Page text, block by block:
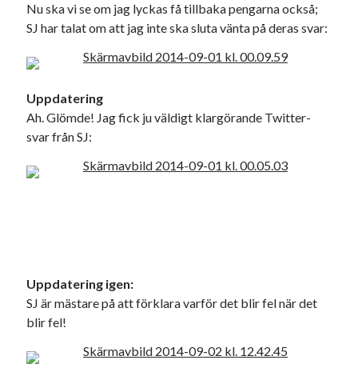
Nu ska vi se om jag lyckas få tillbaka pengarna också;
SJ har talat om att jag inte ska sluta vänta på deras svar:
Uppdatering
Ah. Glömde! Jag fick ju väldigt klargörande Twitter-
svar från SJ:
Uppdatering igen:
SJ är mästare på att förklara varför det blir fel när det
blir fel!